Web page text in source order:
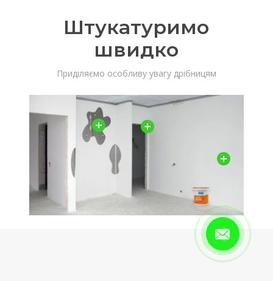
Штукатуримо
швидко
Приділяємо особливу увагу дрібницям